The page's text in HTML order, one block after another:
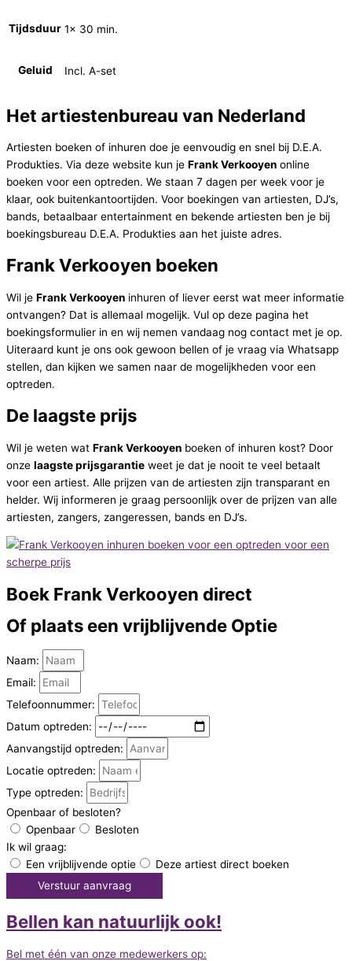
Tijdsduur 1x 30 min.
Geluid Incl. A-set
Het artiestenbureau van Nederland
Artiesten boeken of inhuren doe je eenvoudig en snel bij D.E.A.
Produkties. Via deze website kun je Frank Verkooyen online
boeken voor een optreden. We staan 7 dagen per week voor je
klaar, ook buitenkantoortijden. Voor boekingen van artiesten, DJ’s,
bands, betaalbaar entertainment en bekende artiesten ben je bij
boekingsbureau D.E.A. Produkties aan het juiste adres.
Frank Verkooyen boeken
Wil je Frank Verkooyen inhuren of liever eerst wat meer informatie
ontvangen? Dat is allemaal mogelijk. Vul op deze pagina het
boekingsformulier in en wij nemen vandaag nog contact met je op.
Uiteraard kunt je ons ook gewoon bellen of je vraag via Whatsapp
stellen, dan kijken we samen naar de mogelijkheden voor een
optreden.
De laagste prijs
Wil je weten wat Frank Verkooyen boeken of inhuren kost? Door
onze laagste prijsgarantie weet je dat je nooit te veel betaalt
voor een artiest. Alle prijzen van de artiesten zijn transparant en
helder. Wij informeren je graag persoonlijk over de prijzen van alle
artiesten, zangers, zangeressen, bands en DJ’s.
Boek Frank Verkooyen direct
Of plaats een vrijblijvende Optie
Naam:
Email:
Telefoonnummer:
Datum optreden:
Aanvangstijd optreden:
Locatie optreden:
Type optreden:
Openbaar of besloten?
Openbaar
Besloten
Ik wil graag:
Een vrijblijvende optie
Deze artiest direct boeken
Verstuur aanvraag
Bellen kan natuurlijk ook!
Bel met één van onze medewerkers op: